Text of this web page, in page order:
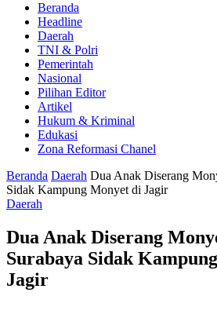
Beranda
Headline
Daerah
TNI & Polri
Pemerintah
Nasional
Pilihan Editor
Artikel
Hukum & Kriminal
Edukasi
Zona Reformasi Chanel
Beranda Daerah Dua Anak Diserang
Sidak Kampung Monyet di Jagir
Daerah
Dua Anak Diserang
Surabaya Sidak
Jagir